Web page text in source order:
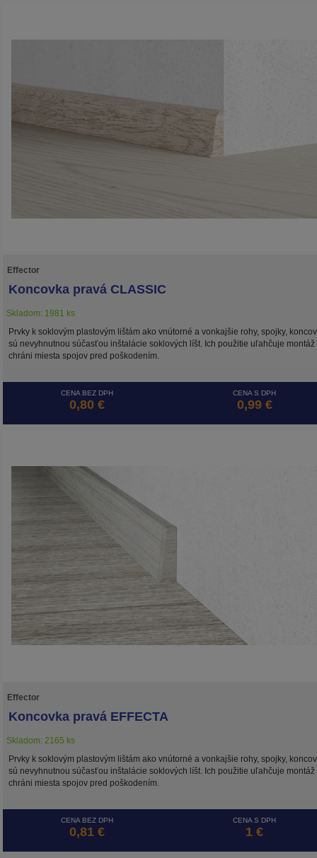
Effector
Koncovka pravá CLASSIC
Skladom: 1981 ks
Prvky k soklovým plastovým lištám ako vnútorné a vonkajšie rohy, spojky,
sú nevyhnutnou súčasťou inštalácie soklových líšt. Ich použitie uľahčuje montáž
chráni miesta spojov pred poškodením.
CENA BEZ DPH
0,80 €
CENA S DPH
0,99 €
Effector
Koncovka pravá EFFECTA
Skladom: 2165 ks
Prvky k soklovým plastovým lištám ako vnútorné a vonkajšie rohy, spojky,
sú nevyhnutnou súčasťou inštalácie soklových líšt. Ich použitie uľahčuje montáž
chráni miesta spojov pred poškodením.
CENA BEZ DPH
0,81 €
CENA S DPH
1 €